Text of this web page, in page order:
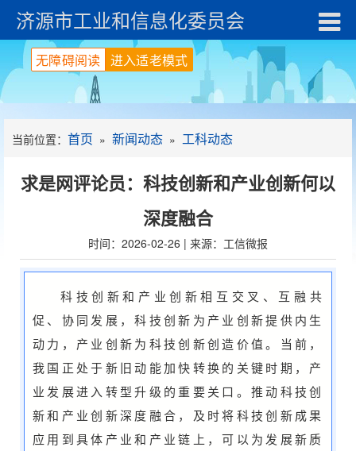
济源市工业和信息化委员会
当前位置： 首页 » 新闻动态 » 工科动态
求是网评论员：科技创新和产业创新何以
深度融合
时间：2026-02-26 | 来源：工信微报
科技创新和产业创新相互交叉、互融共
促、协同发展，科技创新为产业创新提供内生
动力，产业创新为科技创新创造价值。当前，
我国正处于新旧动能加快转换的关键时期，产
业发展进入转型升级的重要关口。推动科技创
新和产业创新深度融合，及时将科技创新成果
应用到具体产业和产业链上，可以为发展新质
进入适老模式
无障碍阅读